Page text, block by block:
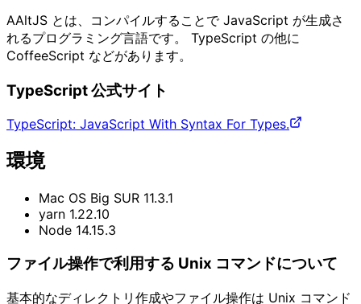
AAltJS とは、コンパイルすることで JavaScript が生成さ
れるプログラミング言語です。 TypeScript の他に
CoffeeScript などがあります。
TypeScript 公式サイト
TypeScript: JavaScript With Syntax For Types.
環境
Mac OS Big SUR 11.3.1
yarn 1.22.10
Node 14.15.3
ファイル操作で利用する Unix コマンドについて
基本的なディレクトリ作成やファイル操作は Unix コマンド